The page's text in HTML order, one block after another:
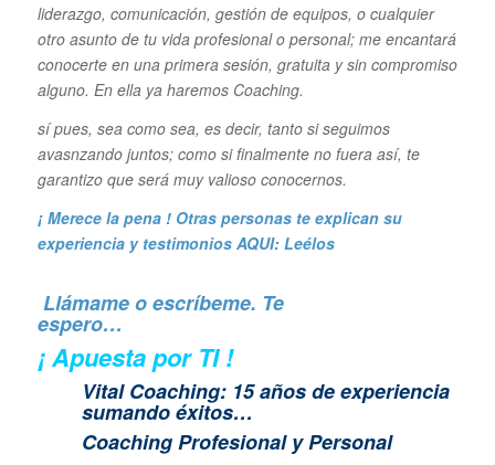
liderazgo, comunicación, gestión de equipos, o cualquier
otro asunto de tu vida profesional o personal; me encantará
conocerte en una primera sesión, gratuita y sin compromiso
alguno. En ella ya haremos Coaching.
sí pues, sea como sea, es decir, tanto siseguimos
avasnzando juntos; como si finalmente no fuera así, te
garantizo que será muy valioso conocernos.
¡ Merece la pena ! Otras personas te explican su
experiencia y testimonios AQUI: Leélos
Llámame o escríbeme. Te
espero…
¡ Apuesta por TI !
Vital Coaching: 15 años de experiencia
sumando éxitos…
Coaching Profesional y Personal